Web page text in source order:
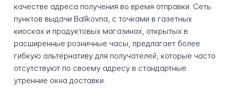
качестве адреса получения во время отправки. Сеть
пунктов выдачи Balíkovna, с точками в газетных
киосках и продуктовых магазинах, открытых в
расширенные розничные часы, предлагает более
гибкую альтернативу для получателей, которые часто
отсутствуют по своему адресу в стандартные
утренние окна доставки.